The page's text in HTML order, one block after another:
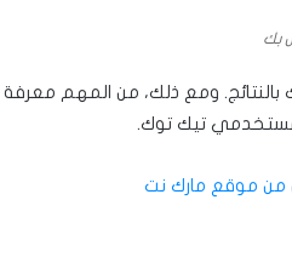
بك
ومع ذلك، من المهم معرفة
مستخدمي تيك توك.
من موقع مارك نت